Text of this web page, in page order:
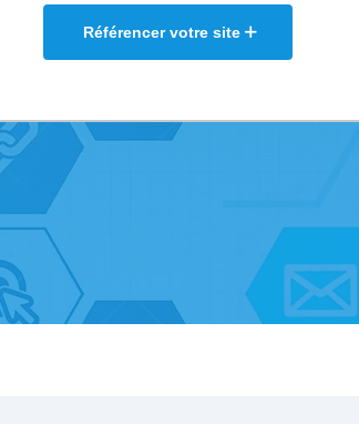
Référencer votre site